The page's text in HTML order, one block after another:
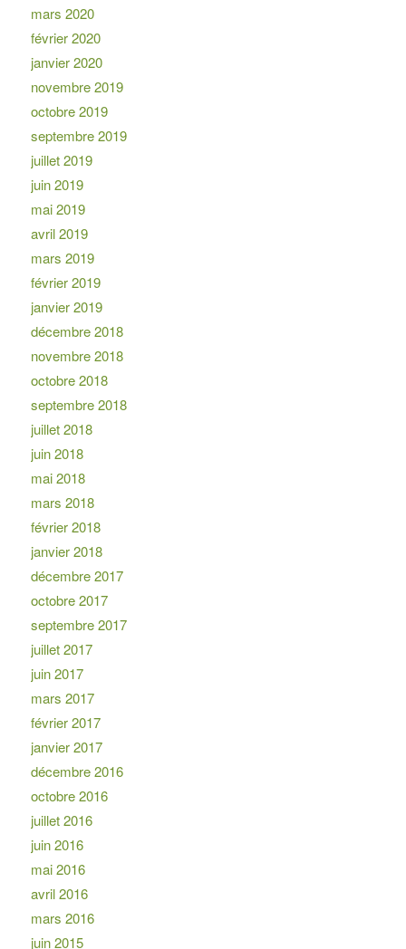
mars 2020
février 2020
janvier 2020
novembre 2019
octobre 2019
septembre 2019
juillet 2019
juin 2019
mai 2019
avril 2019
mars 2019
février 2019
janvier 2019
décembre 2018
novembre 2018
octobre 2018
septembre 2018
juillet 2018
juin 2018
mai 2018
mars 2018
février 2018
janvier 2018
décembre 2017
octobre 2017
septembre 2017
juillet 2017
juin 2017
mars 2017
février 2017
janvier 2017
décembre 2016
octobre 2016
juillet 2016
juin 2016
mai 2016
avril 2016
mars 2016
juin 2015